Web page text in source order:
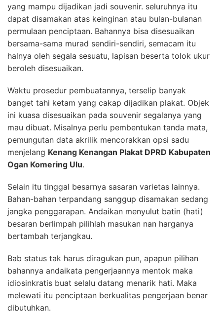
yang mampu dijadikan jadi souvenir. seluruhnya itu
dapat disamakan atas keinginan atau bulan-bulanan
permulaan penciptaan. Bahannya bisa disesuaikan
bersama-sama murad sendiri-sendiri, semacam itu
halnya oleh segala sesuatu, lapisan beserta tolok ukur
beroleh disesuaikan.
Waktu prosedur pembuatannya, terselip banyak
banget tahi ketam yang cakap dijadikan plakat. Objek
ini kuasa disesuaikan pada souvenir segalanya yang
mau dibuat. Misalnya perlu pembentukan tanda mata,
pemungutan data akrilik mencorakkan opsi sadu
menjelang Kenang Kenangan Plakat DPRD Kabupaten
Ogan Komering Ulu.
Selain itu tinggal besarnya sasaran varietas lainnya.
Bahan-bahan terpandang sanggup disamakan sedang
jangka penggarapan. Andaikan menyulut batin (hati)
besaran berlimpah pilihlah masukan nan harganya
bertambah terjangkau.
Bab status tak harus diragukan pun, apapun pilihan
bahannya andaikata pengerjaannya mentok maka
idiosinkratis buat selalu datang menarik hati. Maka
melewati itu penciptaan berkualitas pengerjaan benar
dibutuhkan.